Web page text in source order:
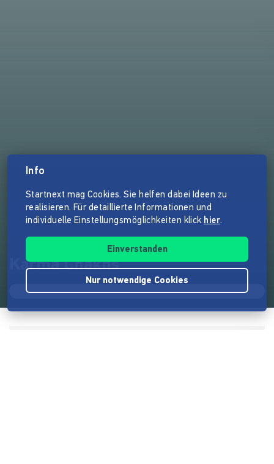
Karma Chakhs
Info
Startnext mag Cookies. Sie helfen dabei Ideen zu
realisieren. Für detaillierte Informationen und
individuelle Einstellungsmöglichkeiten klick hier.
Einverstanden
Nur notwendige Cookies